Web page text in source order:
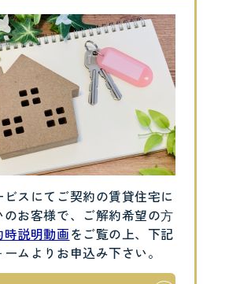
ビスにてご契約の賃貸住宅に
のお客様で、ご解約希望の⽅
時説明動画をご覧の上、下記
ムよりお申込み下さい。